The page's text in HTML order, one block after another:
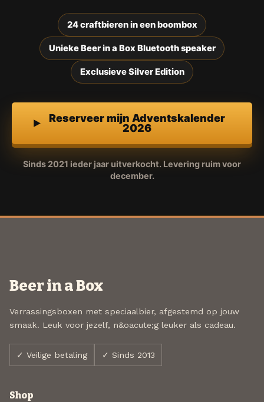
24 craftbieren in een boombox
Unieke Beer in a Box Bluetooth speaker
Exclusieve Silver Edition
Reserveer mijn Adventskalender
2026
Sinds 2021 ieder jaar uitverkocht. Levering ruim voor
december.
Beer in a Box
Verrassingsboxen met speciaalbier, afgestemd op jouw
smaak. Leuk voor jezelf, n&oacute;g leuker als cadeau.
✓ Veilige betaling ✓ Sinds 2013
Shop